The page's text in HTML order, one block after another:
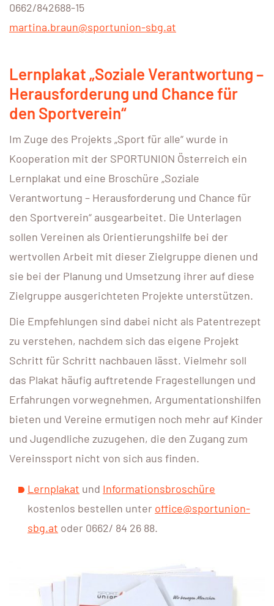
0662/842688-15
martina.braun@sportunion-sbg.at
Lernplakat „Soziale Verantwortung –
Herausforderung und Chance für
den Sportverein“
Im Zuge des Projekts „Sport für alle“ wurde in
Kooperation mit der SPORTUNION Österreich ein
Lernplakat und eine Broschüre „Soziale
Verantwortung – Herausforderung und Chance für
den Sportverein“ ausgearbeitet. Die Unterlagen
sollen Vereinen als Orientierungshilfe bei der
wertvollen Arbeit mit dieser Zielgruppe dienen und
sie bei der Planung und Umsetzung ihrer auf diese
Zielgruppe ausgerichteten Projekte unterstützen.
Die Empfehlungen sind dabei nicht als Patentrezept
zu verstehen, nachdem sich das eigene Projekt
Schritt für Schritt nachbauen lässt. Vielmehr soll
das Plakat häufig auftretende Fragestellungen und
Erfahrungen vorwegnehmen, Argumentationshilfen
bieten und Vereine ermutigen noch mehr auf Kinder
und Jugendliche zuzugehen, die den Zugang zum
Vereinssport nicht von sich aus finden.
Lernplakat und Informationsbroschüre
kostenlos bestellen unter office@sportunion-
sbg.at oder 0662/ 84 26 88.